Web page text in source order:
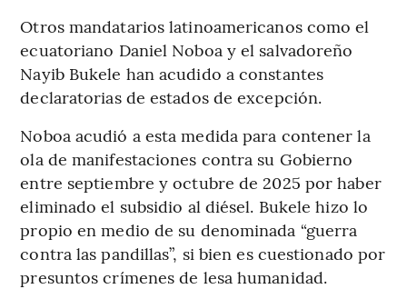
Otros mandatarios latinoamericanos como el
ecuatoriano Daniel Noboa y el salvadoreño
Nayib Bukele han acudido a constantes
declaratorias de estados de excepción.
Noboa acudió a esta medida para contener la
ola de manifestaciones contra su Gobierno
entre septiembre y octubre de 2025 por haber
eliminado el subsidio al diésel. Bukele hizo lo
propio en medio de su denominada “guerra
contra las pandillas”, si bien es cuestionado por
presuntos crímenes de lesa humanidad.